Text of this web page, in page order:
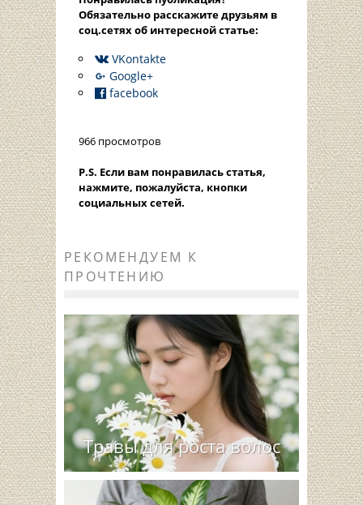
Oбязательно расскажите друзьям в
соц.сетях об интересной статье:
VKontakte
Google+
facebook
966 просмотров
P.S. Если вам понравилась статья,
нажмите, пожалуйста, кнопки
социальных сетей.
РЕКОМЕНДУЕМ К
ПРОЧТЕНИЮ
Травы для роста волос